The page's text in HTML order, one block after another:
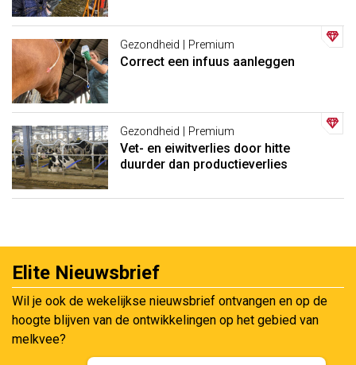
Gezondheid | Premium
Correct een infuus aanleggen
Gezondheid | Premium
Vet- en eiwitverlies door hitte
duurder dan productieverlies
Elite Nieuwsbrief
Wil je ook de wekelijkse nieuwsbrief ontvangen en op de
hoogte blijven van de ontwikkelingen op het gebied van
melkvee?